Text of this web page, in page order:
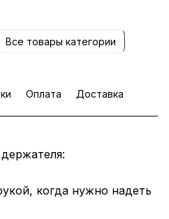
Все товары категории
Оплата Доставка
когда нужно надеть